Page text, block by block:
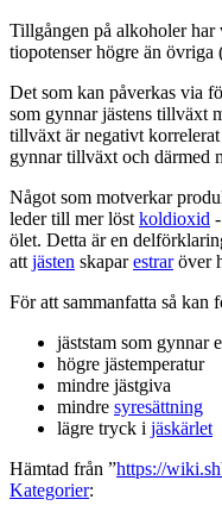
Tillgången på alkoholer har
tiopotenser högre än
Det som kan påverkas via
som gynnar jästens tillväxt
tillväxt är negativt
gynnar tillväxt och därmed
Något som motverkar
leder till mer löst koldioxid
ölet. Detta är en
att jästen skaparestraröver
För att sammanfatta så kan
jäststam som gynnar
högre jästemperatur
mindre jästgiva
mindre syresättning
lägre tryck i jäskärlet
Hämtad från ”https://
Kategorier: